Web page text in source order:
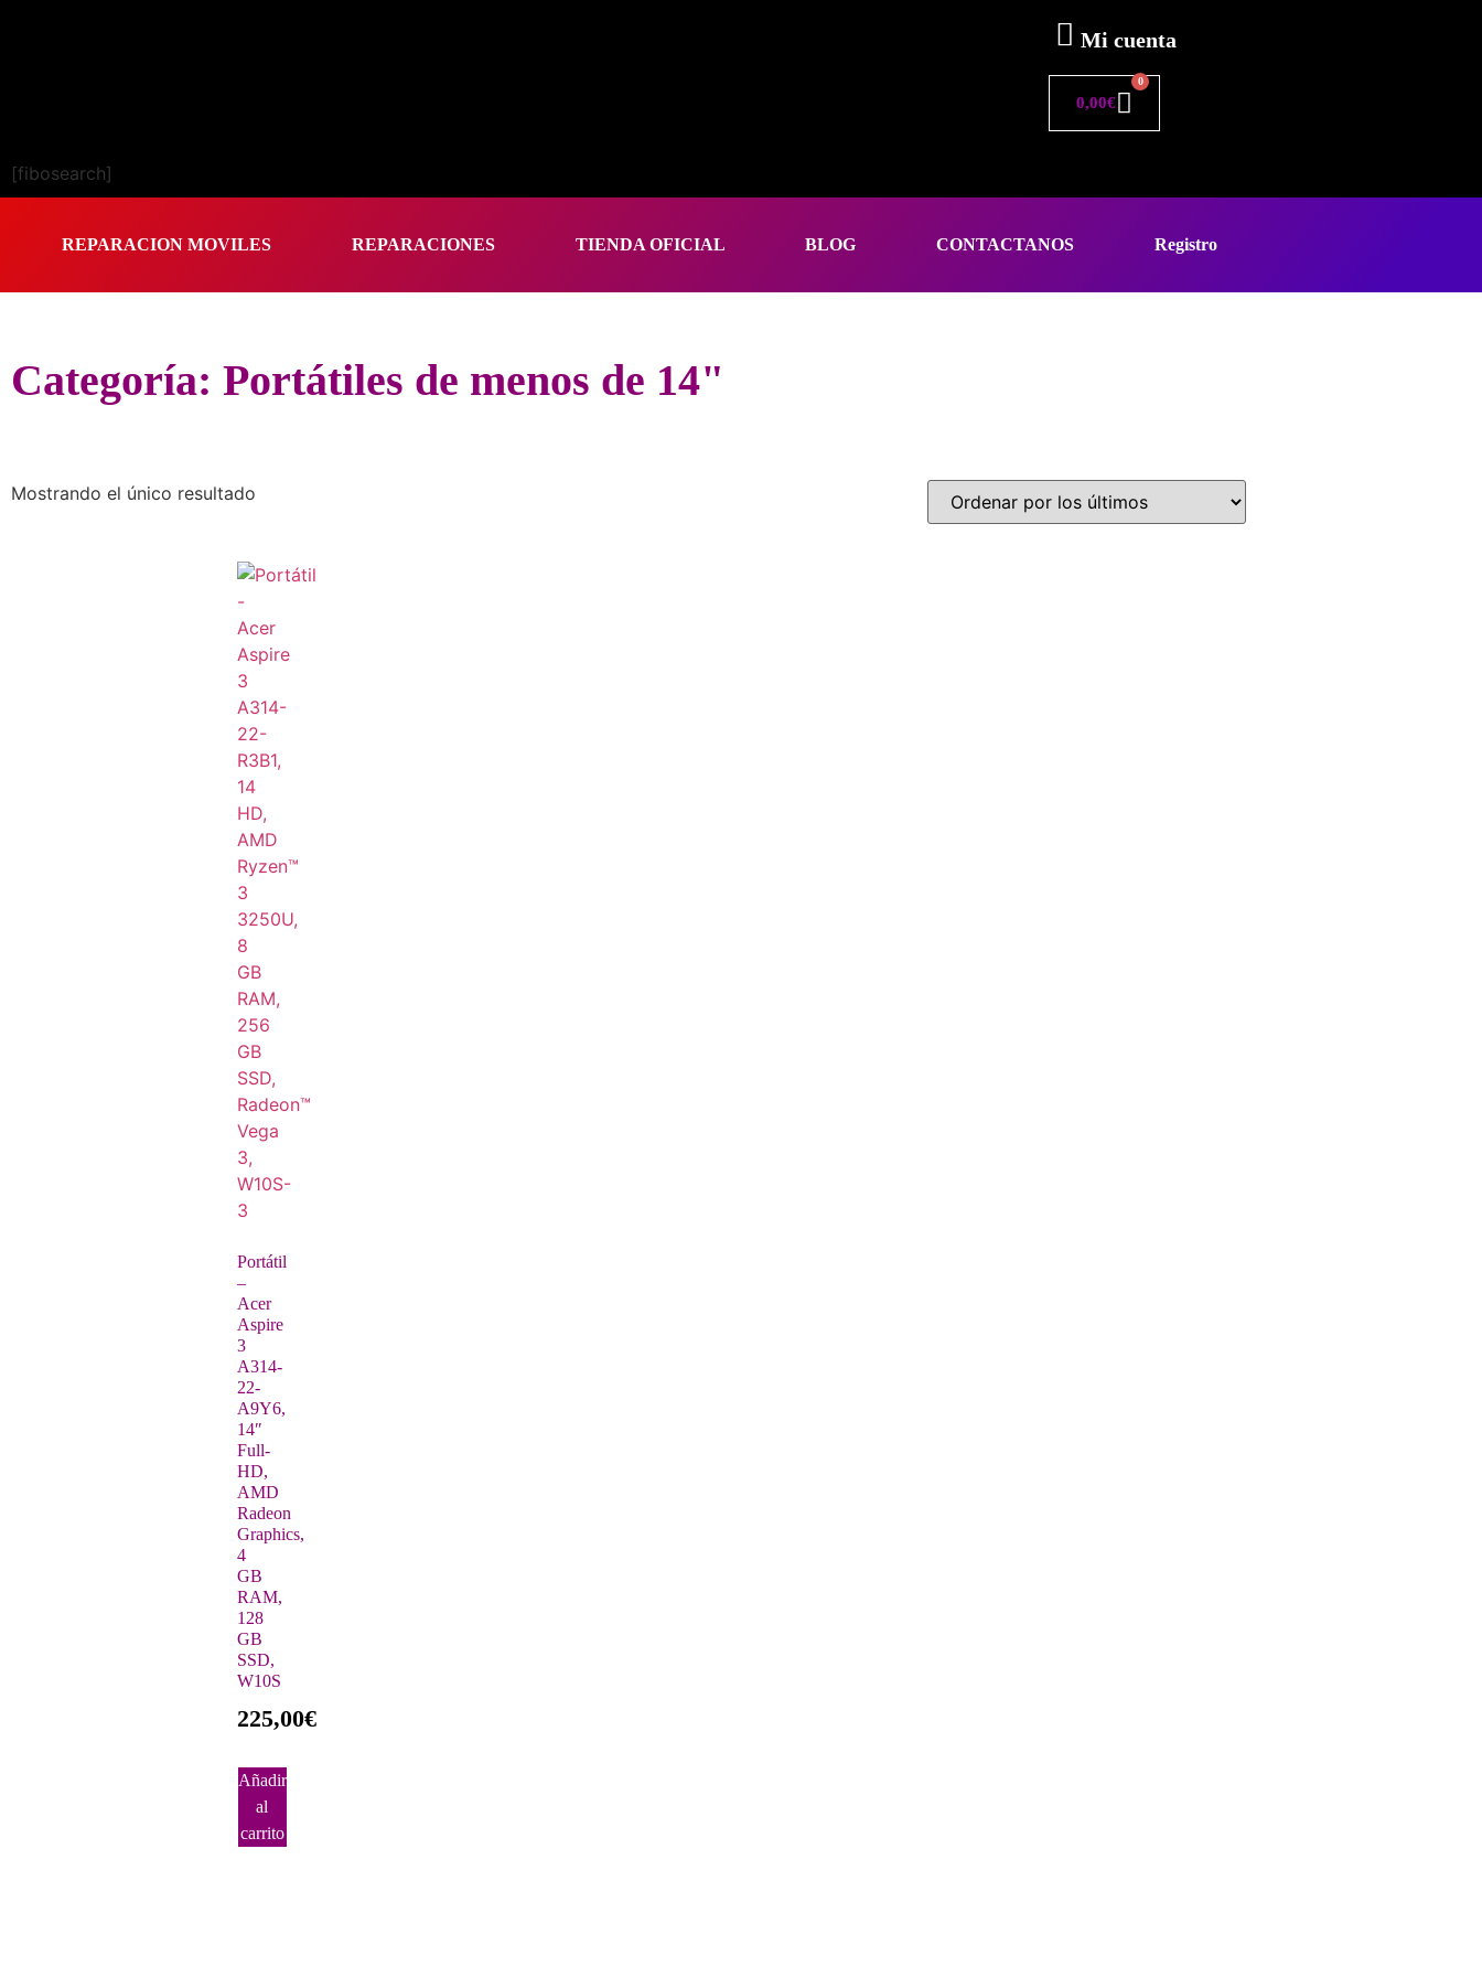
Mi cuenta
0,00€
0
[fibosearch]
REPARACION MOVILES REPARACIONES TIENDA OFICIAL BLOG CONTACTANOS Registro
Categoría: Portátiles de menos de 14"
Mostrando el único resultado
Portátil
–
Acer
Aspire
3
A314-
22-
A9Y6,
14″
Full-
HD,
AMD
Radeon
Graphics,
4
GB
RAM,
128
GB
SSD,
W10S
225,00€
Añadir
al
carrito